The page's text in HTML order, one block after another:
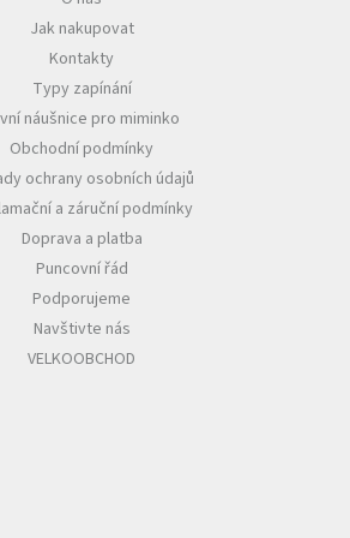
Jak nakupovat
Kontakty
Typy zapínání
náušnice pro miminko
Obchodní podmínky
ochrany osobních údajů
a záruční podmínky
Doprava a platba
Puncovní řád
Podporujeme
Navštivte nás
VELKOOBCHOD